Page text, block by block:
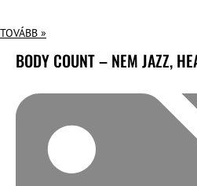
TOVÁBB »
BODY COUNT – NEM JAZZ,